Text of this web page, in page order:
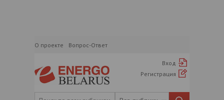
О проекте Вопрос-Ответ
Вход
Регистрация